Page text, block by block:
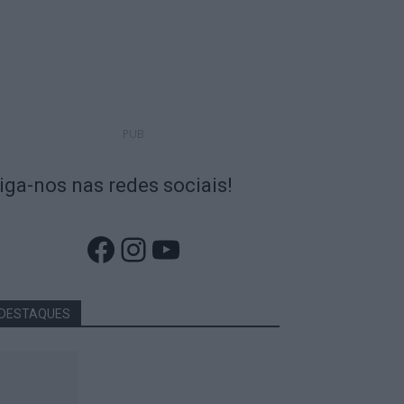
nos nas redes sociais!
Facebook
Instagram
YouTube